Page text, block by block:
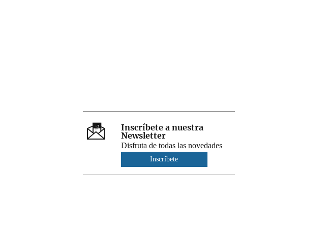
Inscríbete a nuestra
Newsletter
Disfruta de todas las novedades
Inscríbete